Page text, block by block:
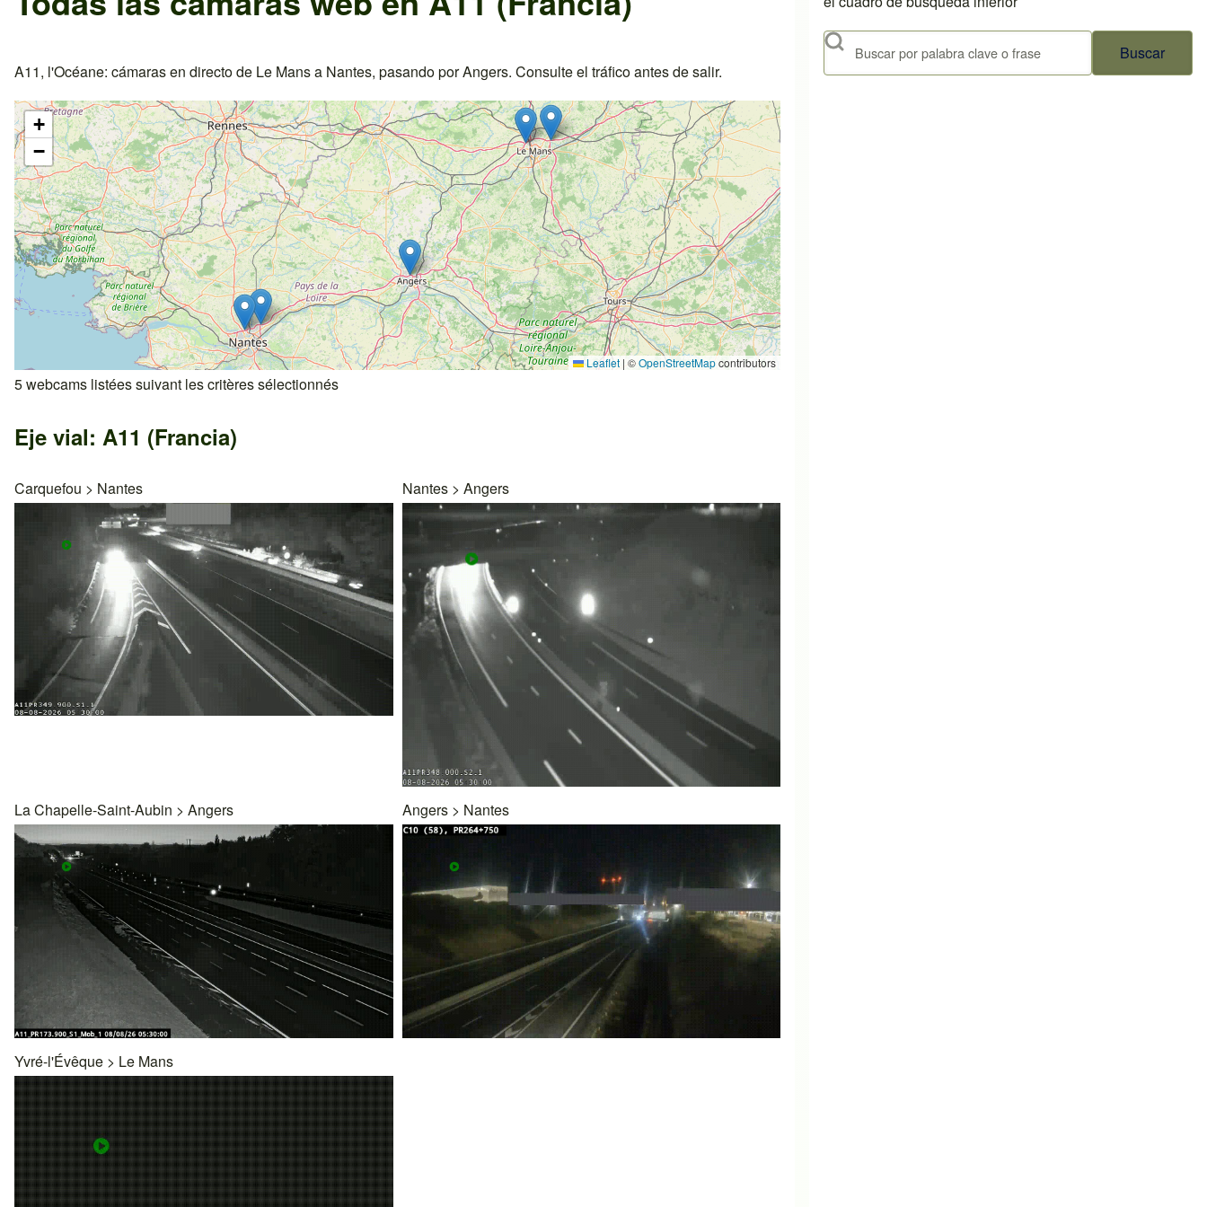
A11, l'Océane: cámaras en directo de Le Mans a Nantes, pasando por Angers. Consulte el tráfico antes de salir.
+
−
Leaflet | ©OpenStreetMapcontributors
5 webcams listées suivant les critères sélectionnés
Eje vial: A11 (Francia)
Carquefou > Nantes Nantes> Angers
La Chapelle-Saint-Aubin > Angers Angers> Nantes
Yvré-l'Évêque > Le Mans
Buscar